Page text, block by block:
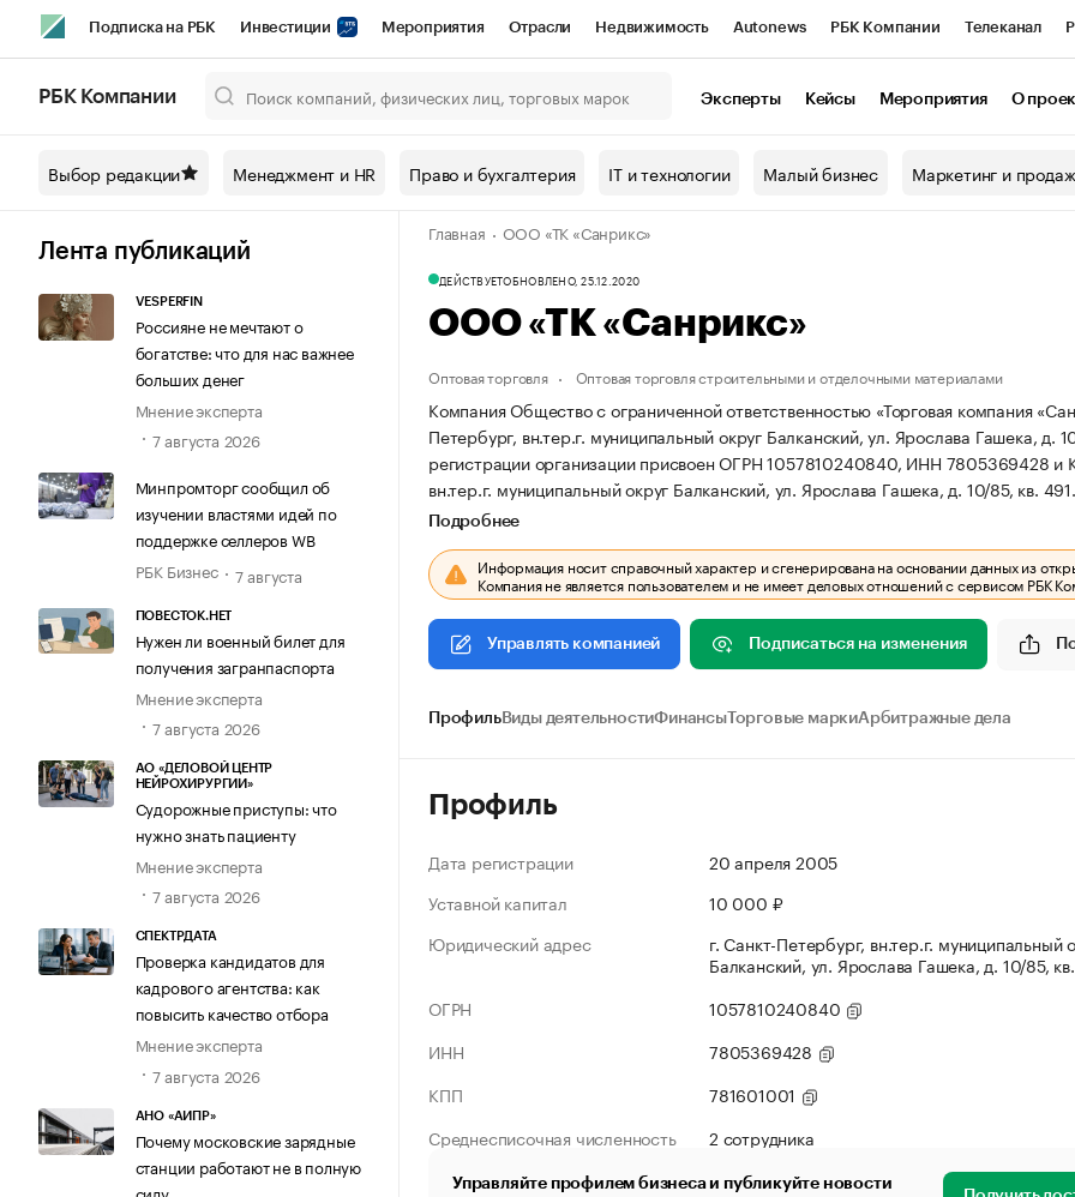
Подписка на РБК Инвестиции Мероприятия Отрасли Недвижимость Autonews РБК Компании Телеканал
Спецпроекты СПб Конференции СПб Спецпроекты Проверка контрагентов
Технологии и медиа Рынок наличной валюты
РБК Компании Эксперты Кейсы Мероприятия О
Выбор редакции Менеджмент и HR Право и бухгалтерия IT и технологии Малый бизнес Маркетинг и
Лента публикаций
VESPERFIN
Россияне не мечтают о
богатстве: что для нас важнее
больших денег
Мнение эксперта
7 августа 2026
Минпромторг сообщил об
изучении властями идей по
поддержке селлеров WB
РБК Бизнес
7 августа
ПОВЕСТОК.НЕТ
Нужен ли военный билет для
получения загранпаспорта
Мнение эксперта
7 августа 2026
АО «ДЕЛОВОЙ ЦЕНТР
НЕЙРОХИРУРГИИ»
Судорожные приступы: что
нужно знать пациенту
Мнение эксперта
7 августа 2026
СПЕКТРДАТА
Проверка кандидатов для
кадрового агентства: как
повысить качество отбора
Мнение эксперта
7 августа 2026
АНО «АИПР»
Почему московские зарядные
станции работают не в полную
силу
Главная ООО «ТК «Санрикс»
ДЕЙСТВУЕТОБНОВЛЕНО, 25.12.2020
ООО «ТК «Санрикс»
Оптовая торговля Оптовая торговля строительными и отделочными материалами
Компания Общество с ограниченной ответственностью «Торговая компания
Петербург, вн.тер.г. муниципальный округ Балканский, ул. Ярослава Гашека, д.
регистрации организации присвоен ОГРН 1057810240840, ИНН 7805369428 и
вн.тер.г. муниципальный округ Балканский, ул. Ярослава Гашека, д. 10/85, кв. 491.
Подробнее
Информация носит справочный характер и сгенерирована на основании данных из
Компания не является пользователем и не имеет деловых отношений с сервисом РБК
Управлять компанией Подписаться на изменения
ПрофильВиды деятельностиФинансыТорговые маркиАрбитражные дела
Профиль
Дата регистрации
20 апреля 2005
Уставной капитал
10 000 ₽
Юридический адрес
г. Санкт-Петербург, вн.тер.г. муниципальный
Балканский, ул. Ярослава Гашека, д. 10/85,
ОГРН
1057810240840
ИНН
7805369428
КПП
781601001
Среднесписочная численность
2 сотрудника
Управляйте профилем бизнеса и публикуйте новости